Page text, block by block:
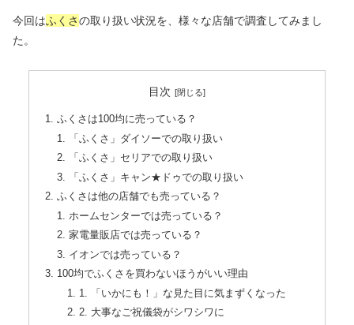
今回はふくさの取り扱い状況を、様々な店舗で調査してみまし
た。
目次
ふくさは100均に売っている？
「ふくさ」ダイソーでの取り扱い
「ふくさ」セリアでの取り扱い
「ふくさ」キャン★ドゥでの取り扱い
ふくさは他の店舗でも売っている？
ホームセンターでは売っている？
家電量販店では売っている？
イオンでは売っている？
100均でふくさを買わないほうがいい理由
1. 「いかにも！」な見た目に気まずくなった
2. 大事なご祝儀袋がシワシワに